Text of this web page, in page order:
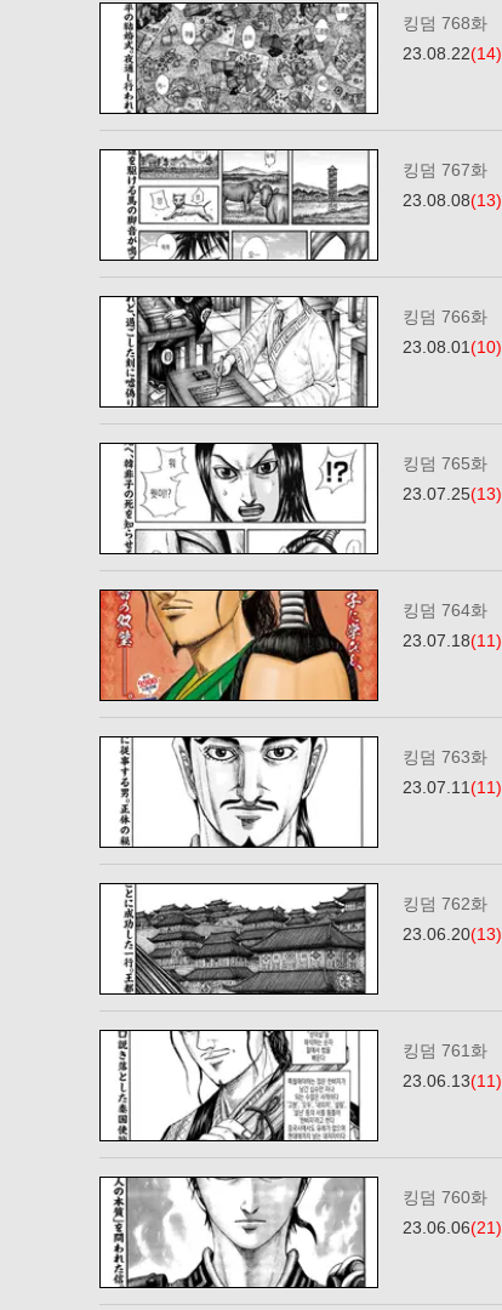
킹덤 768화
23.08.22(14)
킹덤 767화
23.08.08(13)
킹덤 766화
23.08.01(10)
킹덤 765화
23.07.25(13)
킹덤 764화
23.07.18(11)
킹덤 763화
23.07.11(11)
킹덤 762화
23.06.20(13)
킹덤 761화
23.06.13(11)
킹덤 760화
23.06.06(21)